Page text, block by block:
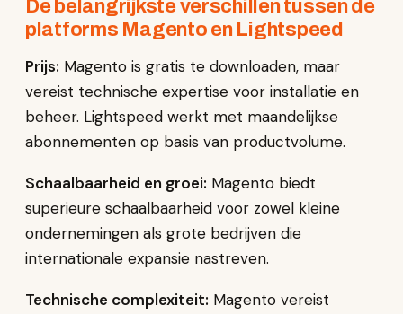
De belangrijkste verschillen tussen de
platforms Magento en Lightspeed
Prijs: Magento is gratis te downloaden, maar
vereist technische expertise voor installatie en
beheer. Lightspeed werkt met maandelijkse
abonnementen op basis van productvolume.
Schaalbaarheid en groei: Magento biedt
superieure schaalbaarheid voor zowel kleine
ondernemingen als grote bedrijven die
internationale expansie nastreven.
Technische complexiteit: Magento vereist